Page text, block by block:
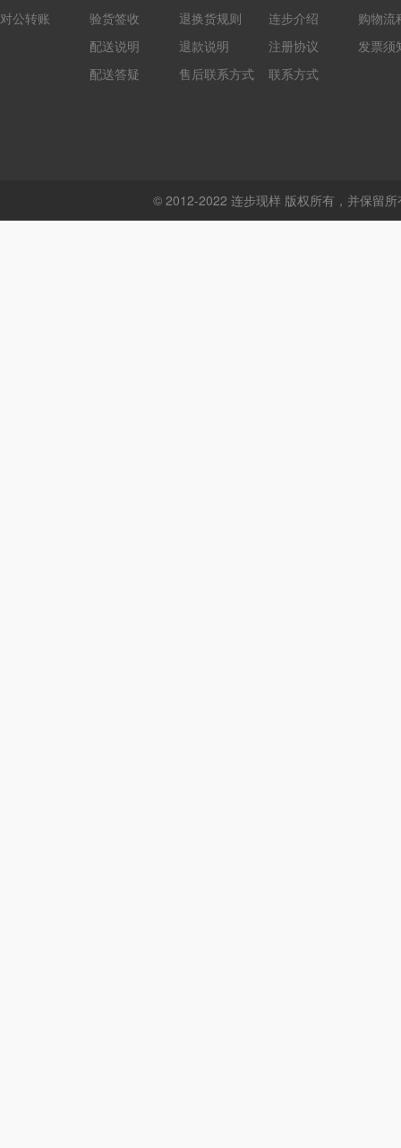
对公转账
验货签收
配送说明
配送答疑
退换货规则
退款说明
售后联系方式
连步介绍
注册协议
联系方式
购物流
发票须
© 2012-2022 连步现样 版权所有，并保留